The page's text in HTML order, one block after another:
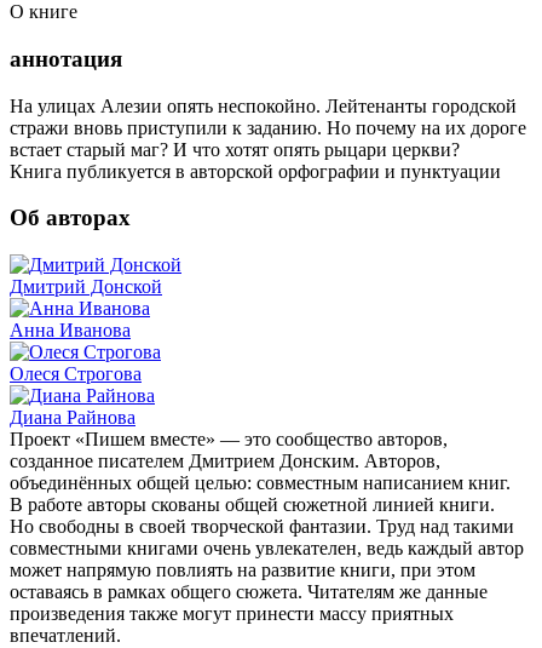
О книге
аннотация
На улицах Алезии опять неспокойно. Лейтенанты городской
стражи вновь приступили к заданию. Но почему на их дороге
встает старый маг? И что хотят опять рыцари церкви?
Книга публикуется в авторской орфографии и пунктуации
Об авторах
Дмитрий Донской
Анна Иванова
Олеся Строгова
Диана Райнова
Проект «Пишем вместе» — это сообщество авторов,
созданное писателем Дмитрием Донским. Авторов,
объединённых общей целью: совместным написанием книг.
В работе авторы скованы общей сюжетной линией книги.
Но свободны в своей творческой фантазии. Труд над такими
совместными книгами очень увлекателен, ведь каждый автор
может напрямую повлиять на развитие книги, при этом
оставаясь в рамках общего сюжета. Читателям же данные
произведения также могут принести массу приятных
впечатлений.